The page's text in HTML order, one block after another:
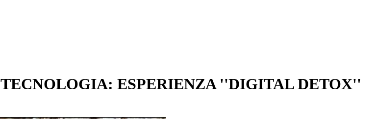
ESPERIENZA ''DIGITAL DETOX''